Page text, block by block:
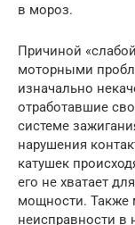
в мороз.
Причиной
моторными
изначально
отработавшие
системе
нарушения
катушек
его не хватает
мощности. Также
неисправности в